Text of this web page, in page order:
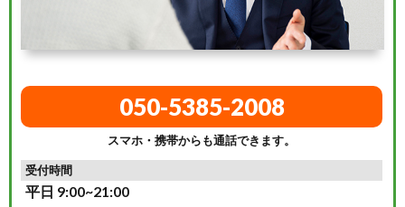
050-5385-2008
スマホ・携帯からも通話できます。
受付時間
平日 9:00~21:00